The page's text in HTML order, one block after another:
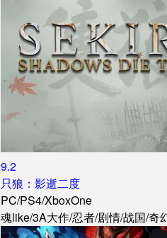
9.2
只狼：影逝二度
PC/PS4/XboxOne
魂like/3A大作/忍者/剧情/战国/奇